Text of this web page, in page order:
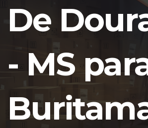
De
- MS